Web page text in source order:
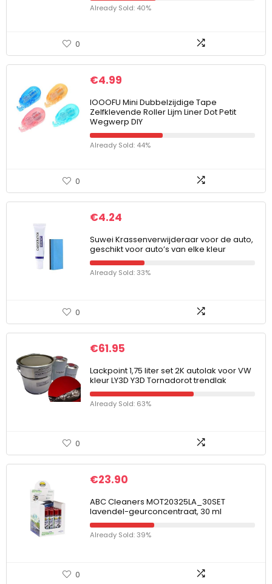
Already Sold: 40%
0
€4.99
IOOOFU Mini Dubbelzijdige Tape
Zelfklevende Roller Lijm Liner Dot Petit
Wegwerp DIY
Already Sold: 44%
0
€4.24
Suwei Krassenverwijderaar voor de auto,
geschikt voor auto’s van elke kleur
Already Sold: 33%
0
€61.95
Lackpoint 1,75 liter set 2K autolak voor VW
kleur LY3D Y3D Tornadorot trendlak
Already Sold: 63%
0
€23.90
ABC Cleaners MOT20325LA_30SET
lavendel-geurconcentraat, 30 ml
Already Sold: 39%
0